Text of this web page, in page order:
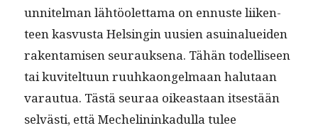
un­nitel­man lähtöo­let­ta­ma on ennuste liiken­
teen kasvus­ta Helsin­gin uusien asuinaluei­den
rak­en­tamisen seu­rauk­se­na. Tähän todel­liseen
tai kuvitel­tu­un ruuhkaon­gel­maan halu­taan
varautua. Tästä seu­raa oikeas­t­aan itses­tään
selvästi, että Meche­lininkadul­la tulee